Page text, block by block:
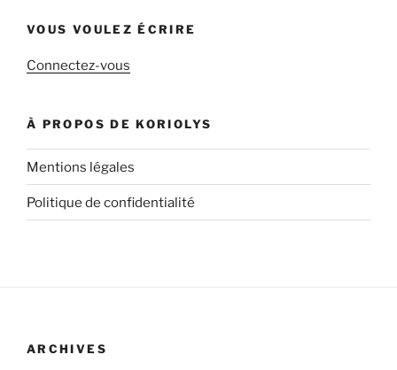
VOUS VOULEZ ÉCRIRE
Connectez-vous
À PROPOS DE KORIOLYS
Mentions légales
Politique de confidentialité
ARCHIVES